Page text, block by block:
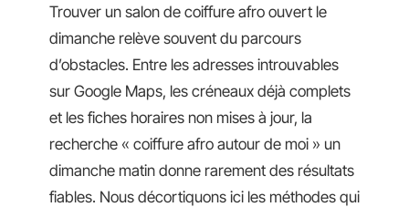
Trouver un salon de coiffure afro ouvert le
dimanche relève souvent du parcours
d’obstacles. Entre les adresses introuvables
sur Google Maps, les créneaux déjà complets
et les fiches horaires non mises à jour, la
recherche « coiffure afro autour de moi » un
dimanche matin donne rarement des résultats
fiables. Nous décortiquons ici les méthodes qui